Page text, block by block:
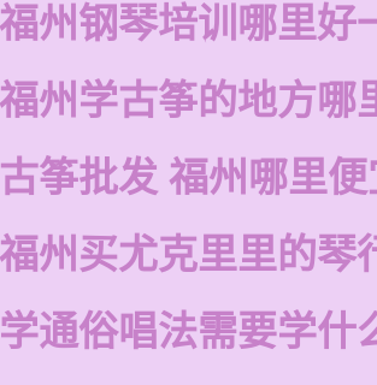
福州钢琴培训哪里好
福州学古筝的地方哪
古筝批发 福州哪里
福州买尤克里里的琴
学通俗唱法需要学什